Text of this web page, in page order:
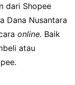
dari Shopee
Dana Nusantara
online. Baik
atau